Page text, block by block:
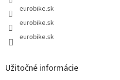
eurobike.sk
eurobike.sk
eurobike.sk
Užitočné informácie